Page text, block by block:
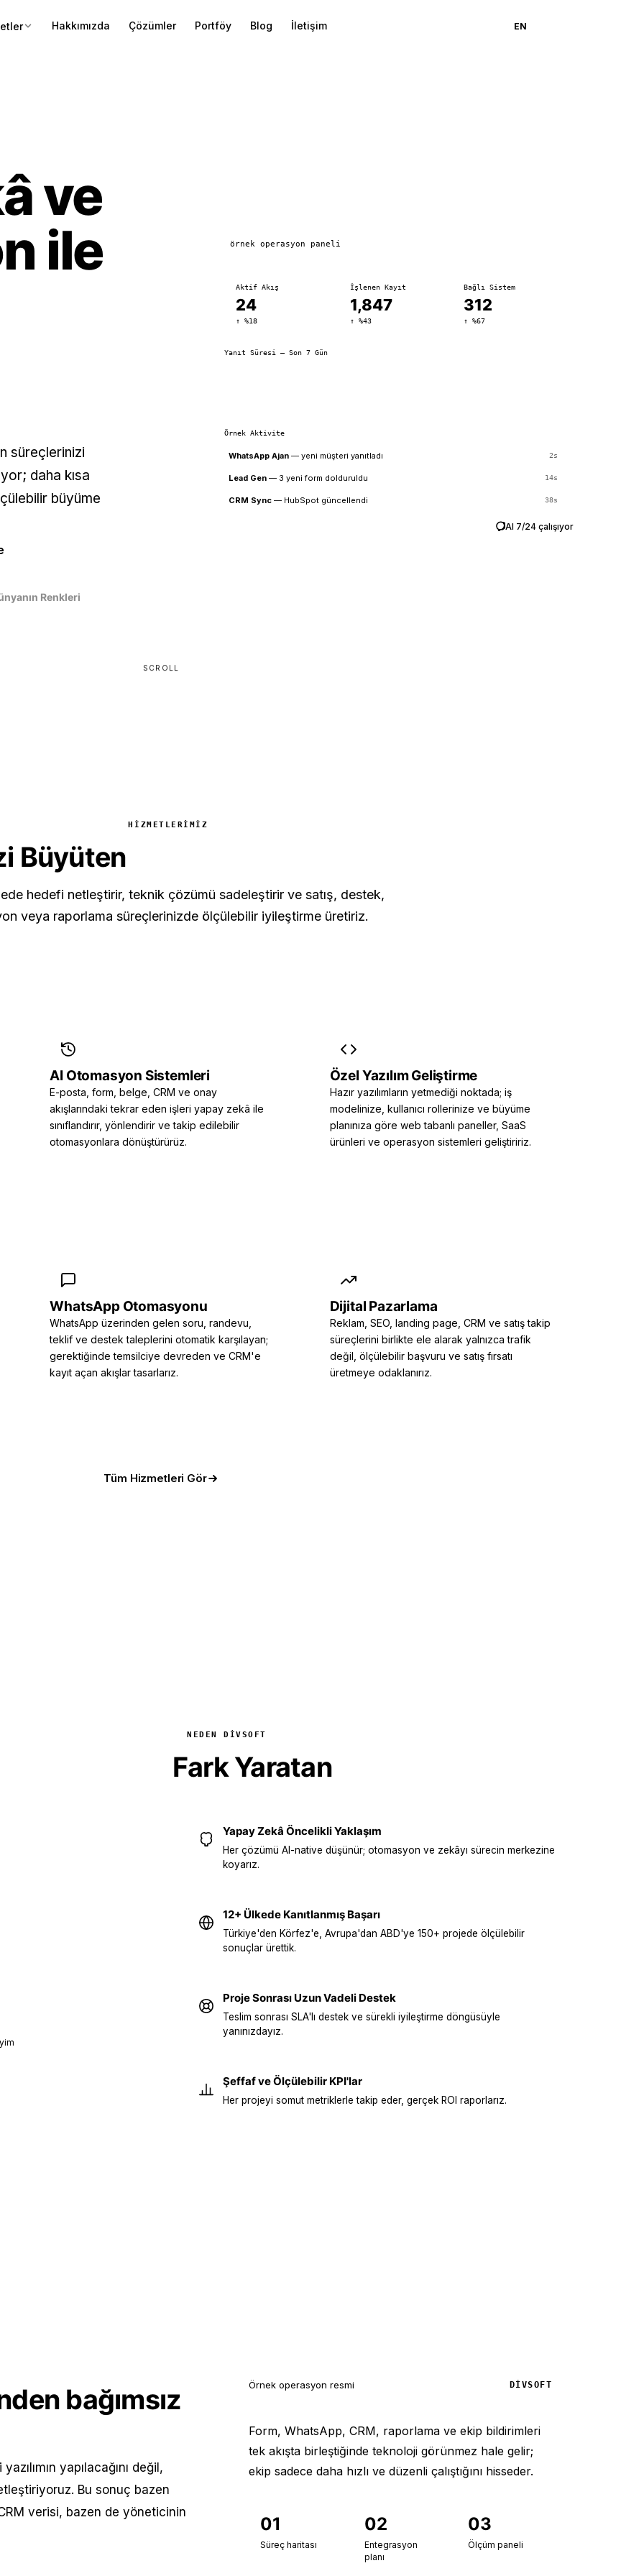
Hakkımızda Çözümler Portföy Blog İletişim EN
ve
ile
süreçlerinizi
daha kısa
büyüme
Renkleri
örnek operasyon paneli
Aktif Akış
24
↑ %18
İşlenen Kayıt
1,847
↑ %43
Bağlı Sistem
312
↑ %67
Yanıt Süresi — Son 7 Gün
Örnek Aktivite
WhatsApp Ajan — yeni müşteri yanıtladı 2s
Lead Gen — 3 yeni form dolduruldu 14s
CRM Sync — HubSpot güncellendi 38s
AI 7/24 çalışıyor
HIZMETLERIMIZ
Büyüten
hedefi netleştirir, teknik çözümü sadeleştirir ve satış, destek,
veya raporlama süreçlerinizde ölçülebilir iyileştirme üretiriz.
AI Otomasyon Sistemleri
E-posta, form, belge, CRM ve onay
akışlarındaki tekrar eden işleri yapay zekâ ile
sınıflandırır, yönlendirir ve takip edilebilir
otomasyonlara dönüştürürüz.
Özel Yazılım Geliştirme
Hazır yazılımların yetmediği noktada; iş
modelinize, kullanıcı rollerinize ve büyüme
planınıza göre web tabanlı paneller, SaaS
ürünleri ve operasyon sistemleri geliştiririz.
WhatsApp Otomasyonu
WhatsApp üzerinden gelen soru, randevu,
teklif ve destek taleplerini otomatik karşılayan;
gerektiğinde temsilciye devreden ve CRM'e
kayıt açan akışlar tasarlarız.
Dijital Pazarlama
Reklam, SEO, landing page, CRM ve satış takip
süreçlerini birlikte ele alarak yalnızca trafik
değil, ölçülebilir başvuru ve satış fırsatı
üretmeye odaklanırız.
Tüm Hizmetleri Gör
NEDEN DIVSOFT
Fark Yaratan
Yapay Zekâ Öncelikli Yaklaşım
Her çözümü AI-native düşünür; otomasyon ve zekâyı sürecin merkezine
koyarız.
12+ Ülkede Kanıtlanmış Başarı
Türkiye'den Körfez'e, Avrupa'dan ABD'ye 150+ projede ölçülebilir
sonuçlar ürettik.
Proje Sonrası Uzun Vadeli Destek
Teslim sonrası SLA'lı destek ve sürekli iyileştirme döngüsüyle
yanınızdayız.
Şeffaf ve Ölçülebilir KPI'lar
Her projeyi somut metriklerle takip eder, gerçek ROI raporlarız.
bağımsız
yapılacağını değil,
Bu sonuç bazen
verisi, bazen de yöneticinin
Örnek operasyon resmi DIVSOFT
Form, WhatsApp, CRM, raporlama ve ekip bildirimleri
tek akışta birleştiğinde teknoloji görünmez hale gelir;
ekip sadece daha hızlı ve düzenli çalıştığını hisseder.
01
Süreç haritası
02
Entegrasyon
planı
03
Ölçüm paneli